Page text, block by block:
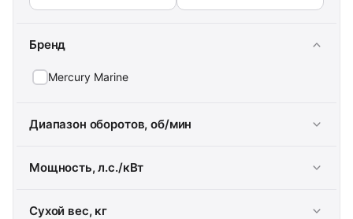
Бренд
Mercury Marine
Диапазон оборотов, об/мин
Мощность, л.с./кВт
Сухой вес, кг